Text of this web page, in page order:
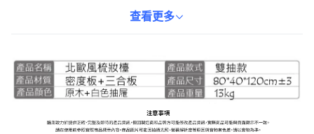
桌面保持整潔。檯面兩側設有開放式置物架，方便您隨手拿取常用
查看更多